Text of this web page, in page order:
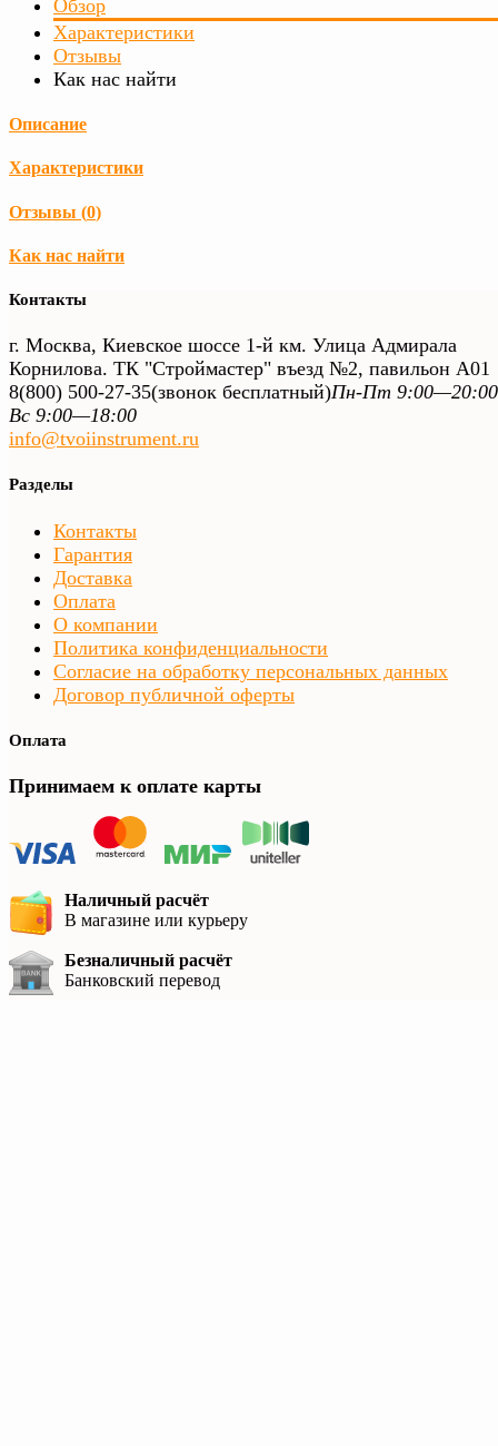
Обзор
Характеристики
Отзывы
Как нас найти
Описание
Характеристики
Отзывы (0)
Как нас найти
Контакты
г. Москва, Киевское шоссе 1-й км. Улица Адмирала
Корнилова. ТК "Строймастер" въезд №2, павильон А01
8(800) 500-27-35(звонок бесплатный)Пн-Пт
Вс 9:00—18:00
info@tvoiinstrument.ru
Разделы
Контакты
Гарантия
Доставка
Оплата
О компании
Политика конфиденциальности
Согласие на обработку персональных данных
Договор публичной оферты
Оплата
Принимаем к оплате карты
Наличный расчёт
В магазине или курьеру
Безналичный расчёт
Банковский перевод